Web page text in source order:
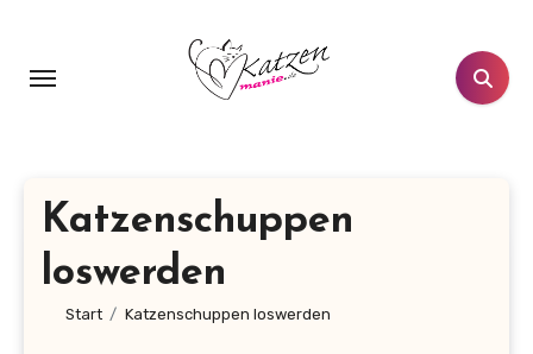
springen
Katzenschuppen
loswerden
Start Katzenschuppen loswerden